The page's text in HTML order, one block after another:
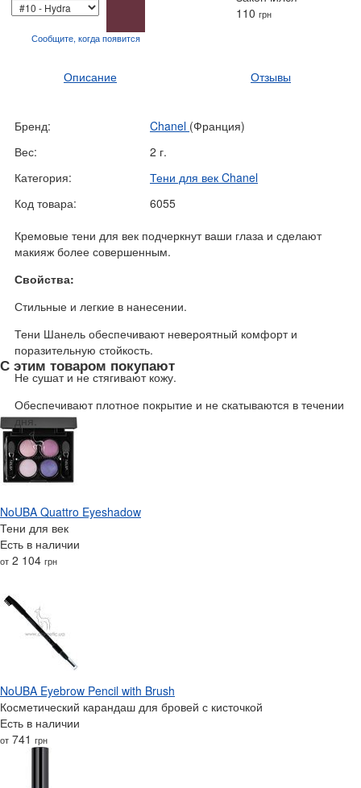
110 грн
Сообщите, когдапоявится
Описание Отзывы
Бренд: Chanel (Франция)
Вес:
2 г.
Категория:
Тени для век Chanel
Код товара:
6055
Кремовые тени для век подчеркнут ваши глаза и сделают
макияж более совершенным.
Свойства:
Стильные и легкие в нанесении.
Тени Шанель обеспечивают невероятный комфорт и
поразительную стойкость.
Не сушат и не стягивают кожу.
Обеспечивают плотное покрытие и не скатываются в течении
дня.
С этим товаром покупают
NoUBA Quattro Eyeshadow
Тени для век
Есть в наличии
от 2 104 грн
NoUBA Eyebrow Pencil with Brush
Косметический карандаш для бровей с кисточкой
Есть в наличии
от 741 грн